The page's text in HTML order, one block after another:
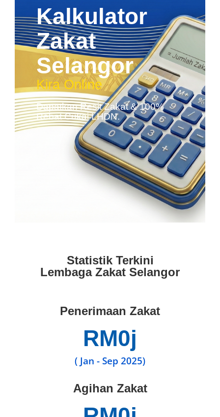
Kalkulator
Zakat
Selangor
Kira Online
Dapatkan Resit Zakat & 100%
Rebat Cukai LHDN.
Statistik Terkini
Lembaga Zakat Selangor
Penerimaan Zakat
( Jan - Sep 2025)
RM0j
Agihan Zakat